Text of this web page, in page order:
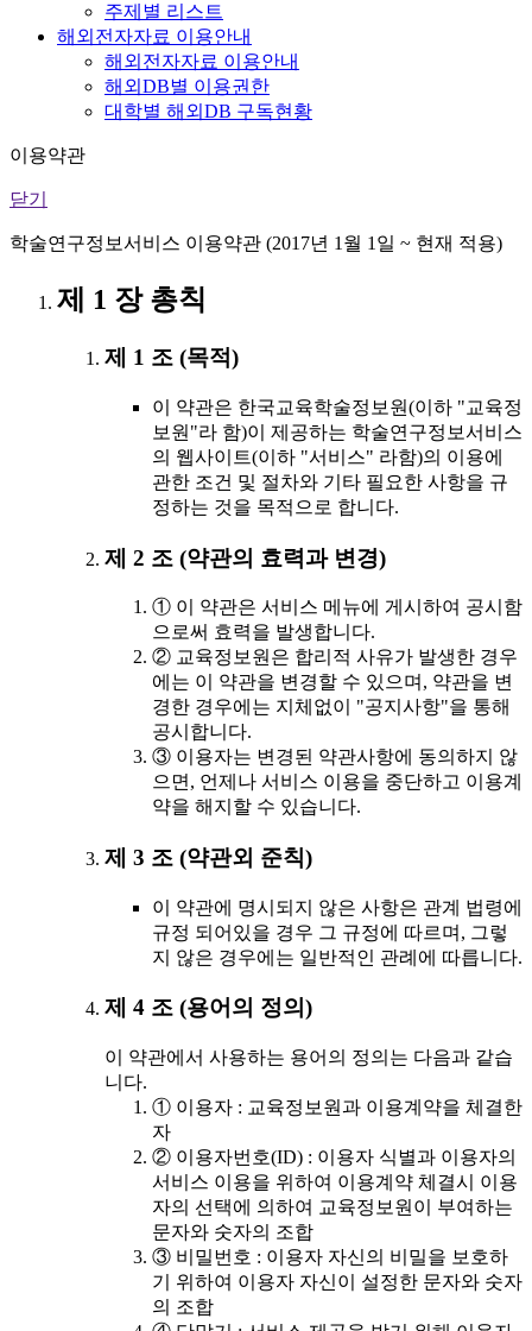
주제별 리스트
해외전자자료 이용안내
해외전자자료 이용안내
해외DB별 이용권한
대학별 해외DB 구독현황
이용약관
닫기
학술연구정보서비스 이용약관 (2017년 1월 1일 ~ 현재 적용)
제 1 장 총칙
제 1 조 (목적)
이 약관은 한국교육학술정보원(이하 "교육정
보원"라 함)이 제공하는 학술연구정보서비스
의 웹사이트(이하 "서비스" 라함)의 이용에
관한 조건 및 절차와 기타 필요한 사항을 규
정하는 것을 목적으로 합니다.
제 2 조 (약관의 효력과 변경)
① 이 약관은 서비스 메뉴에 게시하여 공시함
으로써 효력을 발생합니다.
② 교육정보원은 합리적 사유가 발생한 경우
에는 이 약관을 변경할 수 있으며, 약관을 변
경한 경우에는 지체없이 "공지사항"을 통해
공시합니다.
③ 이용자는 변경된 약관사항에 동의하지 않
으면, 언제나 서비스 이용을 중단하고 이용계
약을 해지할 수 있습니다.
제 3 조 (약관외 준칙)
이 약관에 명시되지 않은 사항은 관계 법령에
규정 되어있을 경우 그 규정에 따르며, 그렇
지 않은 경우에는 일반적인 관례에 따릅니다.
제 4 조 (용어의 정의)
이 약관에서 사용하는 용어의 정의는 다음과 같습
니다.
① 이용자 : 교육정보원과 이용계약을 체결한
자
② 이용자번호(ID) : 이용자 식별과 이용자의
서비스 이용을 위하여 이용계약 체결시 이용
자의 선택에 의하여 교육정보원이 부여하는
문자와 숫자의 조합
③ 비밀번호 : 이용자 자신의 비밀을 보호하
기 위하여 이용자 자신이 설정한 문자와 숫자
의 조합